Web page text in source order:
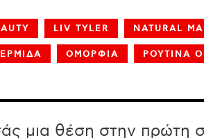
LIV TYLER NATURAL
ΟΜΟΡΦΙΑ ΡΟΥΤΙΝΑ
μια θέση στην πρώτη